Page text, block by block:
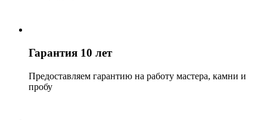
Гарантия 10 лет
Предоставляем гарантию на работу мастера, камни и
пробу